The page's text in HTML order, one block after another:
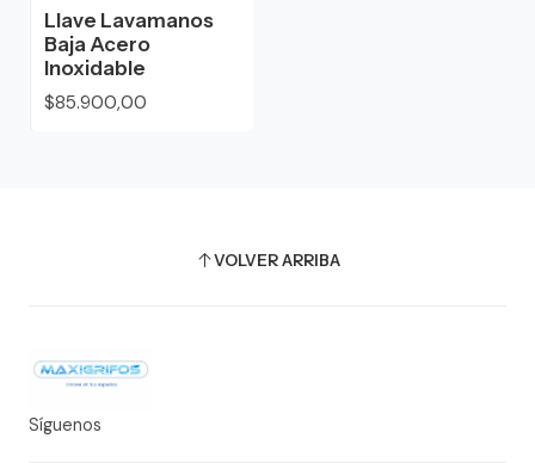
Llave Lavamanos
Baja Acero
Inoxidable
$85.900,00
VOLVER ARRIBA
Síguenos